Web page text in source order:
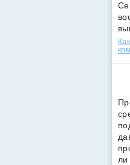
ли